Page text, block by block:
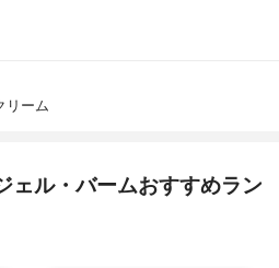
リーム
ェル・バームおすすめラン